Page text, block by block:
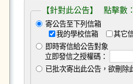
【針對此公告】 點擊數
寄公告至下列信箱
我的學校信箱
其它
即時寄信給公告對象
立即發信之授權碼：
已批次寄出此公告，欲刪除